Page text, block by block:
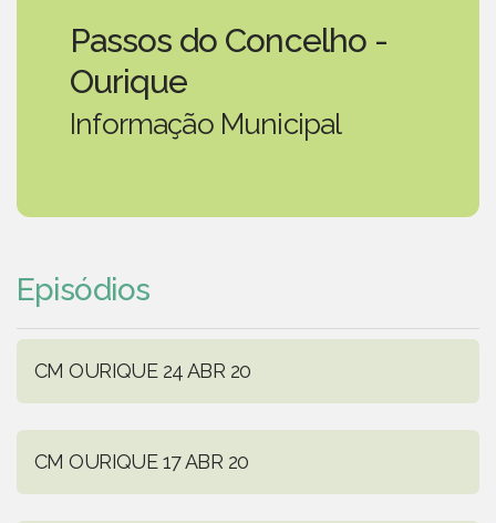
Passos do Concelho -
Ourique
Informação Municipal
Episódios
CM OURIQUE 24 ABR 20
CM OURIQUE 17 ABR 20